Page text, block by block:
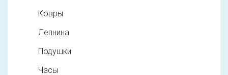
Ковры
Лепнина
Подушки
Часы